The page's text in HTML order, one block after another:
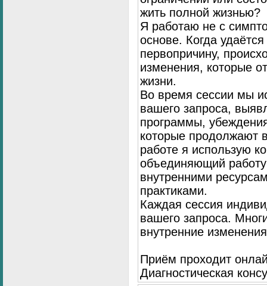
жить полной жизнью?
Я работаю не с
основе. Когда
первопричину,
изменения, которые
жизни.
Во время сессии мы
вашего запроса,
программы,
которые продолжают
работе я использую
объединяющий
внутренними
практиками.
Каждая сессия
вашего запроса.
внутренние
Приём проходит
Диагностическая